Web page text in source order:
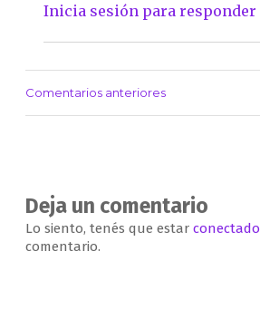
Inicia sesión para responder
Navegación
Comentarios anteriores
Deja un comentario
Lo siento, tenés que estar conectado
comentario.